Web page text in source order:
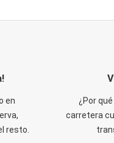
en
resto.
¿Por
carretera